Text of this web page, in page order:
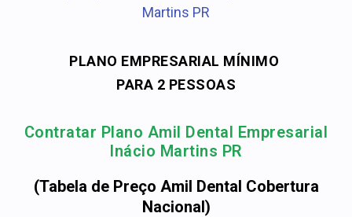
Martins PR
PLANO EMPRESARIAL MÍNIMO
PARA 2 PESSOAS
Contratar Plano Amil Dental Empresarial
Inácio Martins PR
(Tabela de Preço Amil Dental Cobertura
Nacional)